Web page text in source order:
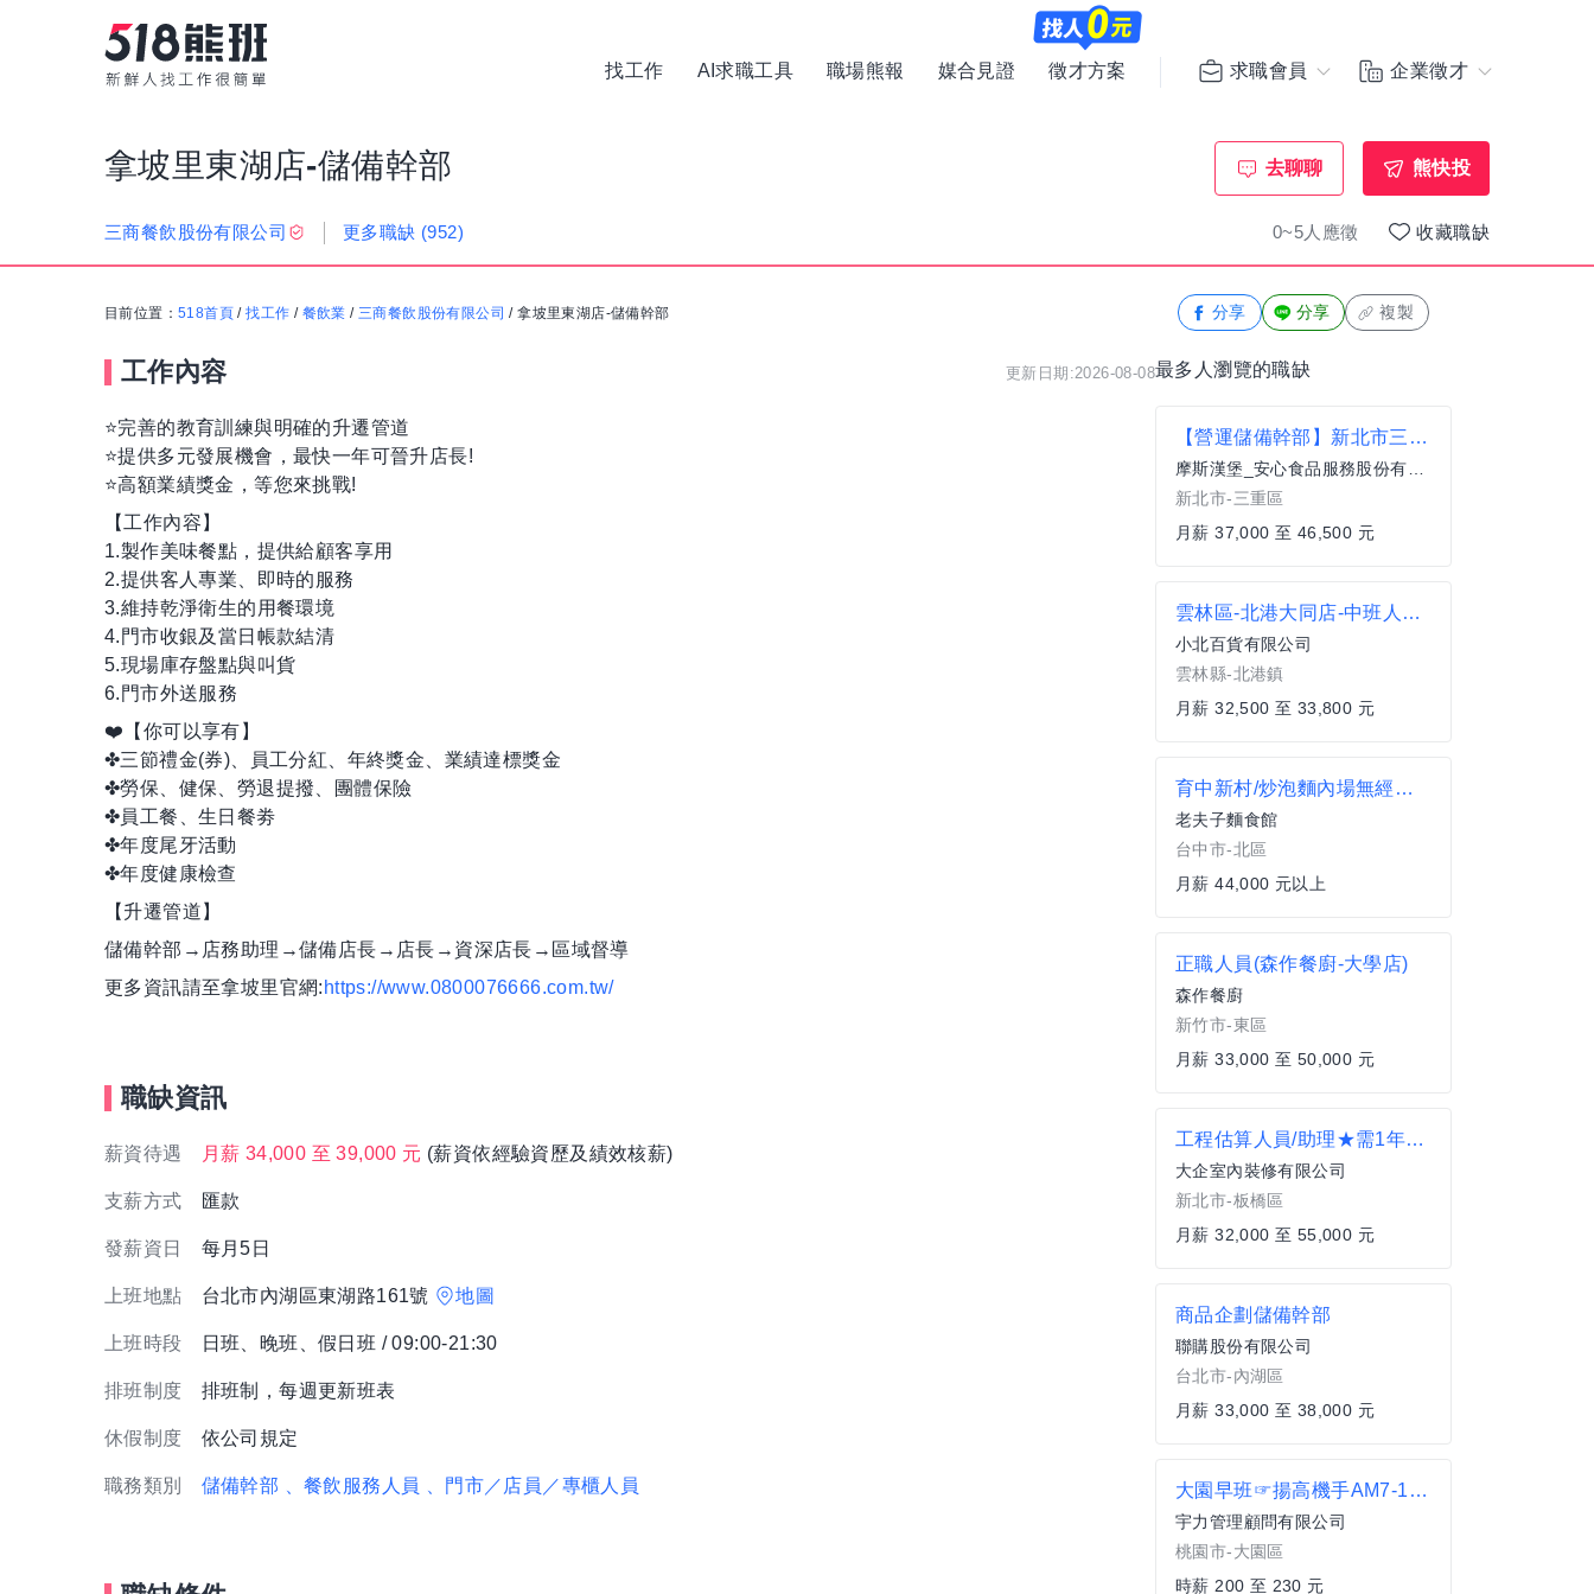
找工作 AI求職工具 職場熊報 媒合見證 徵才方案 求職會員 企業徵才
拿坡里東湖店-儲備幹部 去聊聊 熊快投
三商餐飲股份有限公司 更多職缺 (952) 0~5人應徵 收藏職缺
目前位置： 518首頁 /找工作 / 餐飲業 /三商餐飲股份有限公司 /拿坡里東湖店-儲備幹部
工作內容 更新日期:2026-08-08
⭐️完善的教育訓練與明確的升遷管道
⭐️提供多元發展機會，最快一年可晉升店長!
⭐️高額業績獎金，等您來挑戰!
【工作內容】
1.製作美味餐點，提供給顧客享用
2.提供客人專業、即時的服務
3.維持乾淨衛生的用餐環境
4.門市收銀及當日帳款結清
5.現場庫存盤點與叫貨
6.門市外送服務
❤️【你可以享有】
✤三節禮金(券)、員工分紅、年終獎金、業績達標獎金
✤勞保、健保、勞退提撥、團體保險
✤員工餐、生日餐劵
✤年度尾牙活動
✤年度健康檢查
【升遷管道】
儲備幹部→店務助理→儲備店長→店長→資深店長→區域督導
更多資訊請至拿坡里官網: https://www.0800076666.com.tw/
職缺資訊
薪資待遇 月薪 34,000 至 39,000 元 (薪資依經驗資歷及績效核薪)
支薪方式 匯款
發薪資日 每月5日
上班地點 台北市內湖區東湖路161號 地圖
上班時段 日班、晚班、假日班 / 09:00-21:30
排班制度 排班制，每週更新班表
休假制度 依公司規定
職務類別 儲備幹部 、餐飲服務人員 、門市／店員／專櫃人員
分享 分享 複製
最多人瀏覽的職缺
【營運儲備幹部】新北市三重區/蘆洲區
摩斯漢堡_安心食品服務股份有限公司
新北市-三重區
月薪 37,000 至 46,500 元
雲林區-北港大同店-中班人員【新店籌備中尚未開幕】
小北百貨有限公司
雲林縣-北港鎮
月薪 32,500 至 33,800 元
育中新村/炒泡麵內場無經驗可/薪44000元起/享年終獎金/國外旅遊
老夫子麵食館
台中市-北區
月薪 44,000 元以上
正職人員(森作餐廚-大學店)
森作餐廚
新竹市-東區
月薪 33,000 至 50,000 元
工程估算人員/助理★需1年以上室內裝修經驗
大企室內裝修有限公司
新北市-板橋區
月薪 32,000 至 55,000 元
商品企劃儲備幹部
聯購股份有限公司
台北市-內湖區
月薪 33,000 至 38,000 元
大園早班☞揚高機手AM7-16✔週休二日✔時薪230✔可日領✔需證照MD
宇力管理顧問有限公司
桃園市-大園區
時薪 200 至 230 元